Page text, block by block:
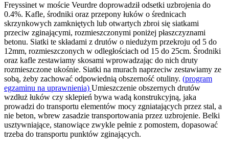
Freyssinet w moście Veurdre doprowadził odsetki uzbrojenia do
0.4%. Kafle, środniki oraz przepony łuków o średnicach
skrzynkowych zamkniętych lub otwartych zbroi się siatkami
przeciw zginającymi, rozmieszczonymi poniżej płaszczyznami
betonu. Siatki te składami z drutów o niedużym przekroju od 5 do
12mm, rozmieszczonych w odległościach od 15 do 25cm. Środniki
oraz kafle zestawiamy skosami wprowadzając do nich druty
rozmieszczone ukośnie. Siatki na murach naprzeciw zestawiamy ze
sobą, żeby zachować odpowiednią obszerność otuliny. (program
egzaminu na uprawnienia) Umieszczenie obszernych drutów
wzdłuż łuków czy sklepień bywa wadą konstrukcyjną, jaka
prowadzi do transportu elementów mocy zgniatających przez stal, a
nie beton, wbrew zasadzie transportowania przez uzbrojenie. Belki
usztywniające, stanowiące zwykle pełnie z pomostem, dopasować
trzeba do transportu punktów zginających.